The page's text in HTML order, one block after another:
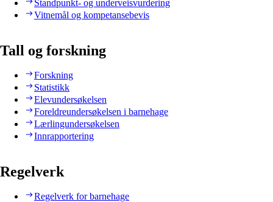
Standpunkt- og underveisvurdering
Vitnemål og kompetansebevis
Tall og forskning
Forskning
Statistikk
Elevundersøkelsen
Foreldreundersøkelsen i barnehage
Lærlingundersøkelsen
Innrapportering
Regelverk
Regelverk for barnehage